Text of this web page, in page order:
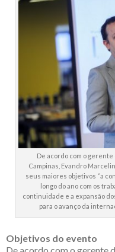
De acordo com o
Campinas, Evandro
seus maiores objetivos “a
longo do ano com os
continuidade e a expansão
para o avanço da
Objetivos do evento